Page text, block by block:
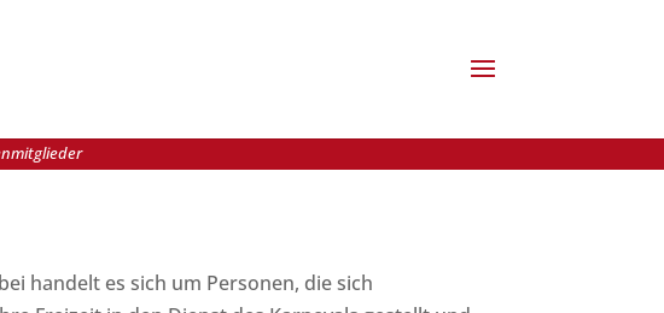
handelt es sich um Personen, die sich